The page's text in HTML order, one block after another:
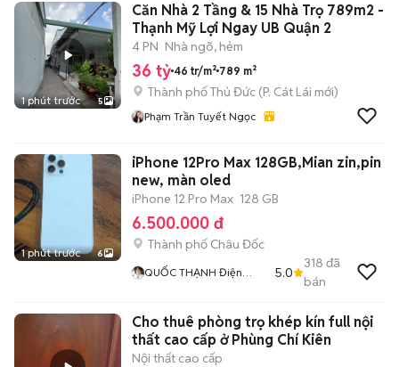
1 phút trước 5
Căn Nhà 2 Tầng & 15 Nhà Trọ 789m2 -
Thạnh Mỹ Lợi Ngay UB Quận 2
4 PN Nhà ngõ, hẻm
36 tỷ 46 tr/m² 789 m²
Thành phố Thủ Đức (P. Cát Lái mới)
Phạm Trần Tuyết Ngọc
1 phút trước 6
iPhone 12Pro Max 128GB,Mian zin,pin
new, màn oled
iPhone 12 Pro Max 128 GB
6.500.000 đ
Thành phố Châu Đốc
QUỐC THẠNH Điện
5.0
318 đã
bán
Cho thuê phòng trọ khép kín full nội
thất cao cấp ở Phùng Chí Kiên
Nội thất cao cấp